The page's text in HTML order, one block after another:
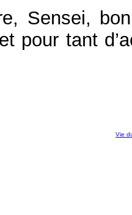
Sensei,
pour tant
Vie